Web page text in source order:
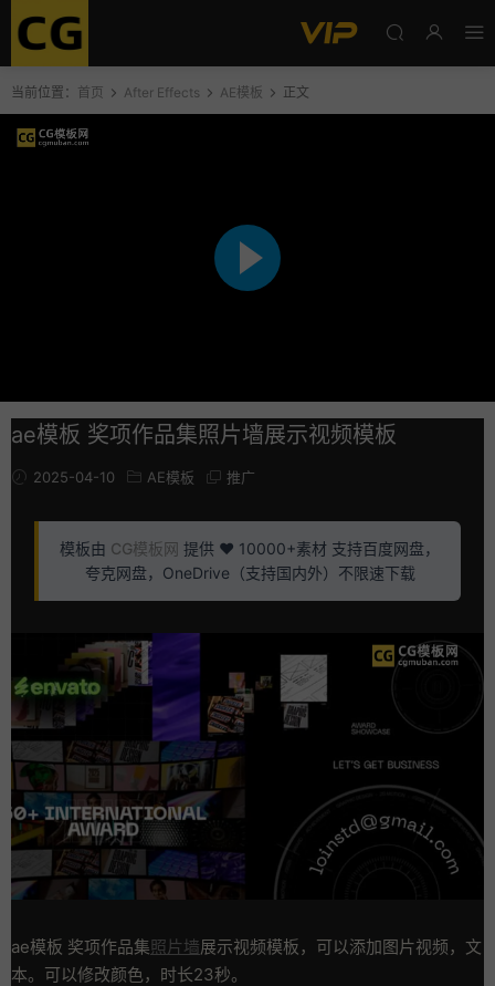
当前位置： 首页 After Effects AE模板 正文
ae模板 奖项作品集照片墙展示视频模板
2025-04-10 AE模板 推广
模板由 CG模板网 提供 ❤️ 10000+素材 支持百度网盘，
夸克网盘，OneDrive（支持国内外）不限速下载
ae模板 奖项作品集照片墙展示视频模板，可以添加图片视频，文
本。可以修改颜色，时长23秒。